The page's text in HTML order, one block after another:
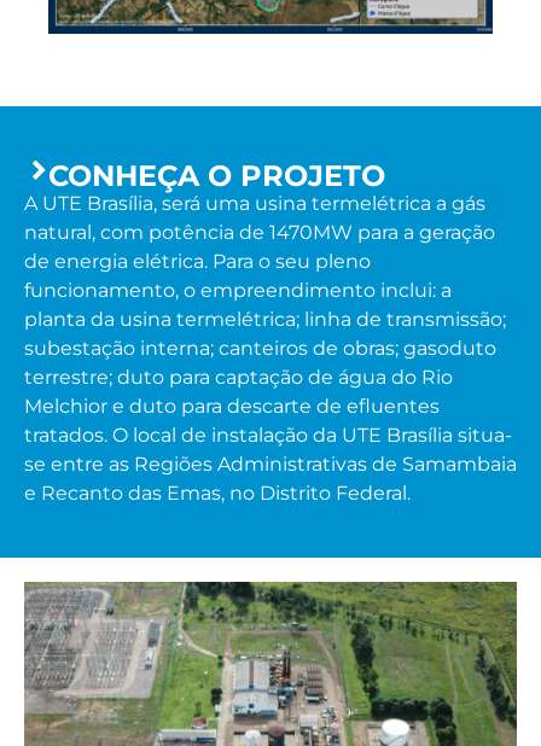
CONHEÇA O PROJETO
A UTE Brasília, será uma usina termelétrica a gás
natural, com potência de 1470MW para a geração
de energia elétrica. Para o seu pleno
funcionamento, o empreendimento inclui: a
planta da usina termelétrica; linha de transmissão;
subestação interna; canteiros de obras; gasoduto
terrestre; duto para captação de água do Rio
Melchior e duto para descarte de efluentes
tratados. O local de instalação da UTE Brasília situa-
se entre as Regiões Administrativas de Samambaia
e Recanto das Emas, no Distrito Federal.